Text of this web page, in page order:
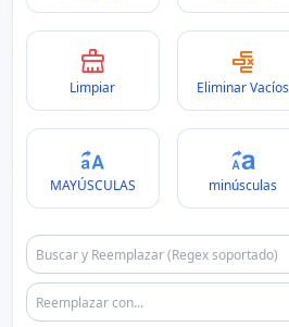
Limpiar Eliminar Vacíos
MAYÚSCULAS minúsculas